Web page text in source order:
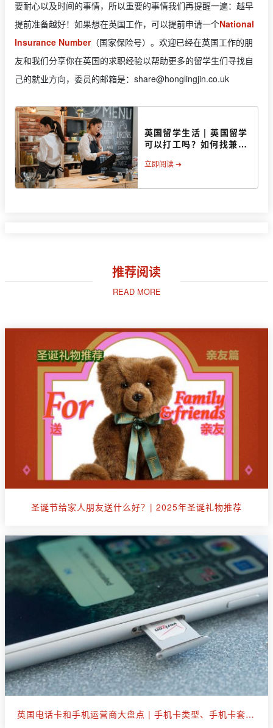
要耐心以及时间的事情，所以重要的事情我们再提醒一遍：越早
提前准备越好！如果想在英国工作，可以提前申请一个National
Insurance Number（国家保险号）。欢迎已经在英国工作的朋
友和我们分享你在英国的求职经验以帮助更多的留学生们寻找自
己的就业方向，委员的邮箱是： share@honglingjin.co.uk
英国留学生活 | 英国留学
可以打工吗？如何找兼职
立即阅读 ➔
推荐阅读
READ MORE
圣诞节给家人朋友送什么好？| 2025年圣诞礼物推荐
英国电话卡和手机运营商大盘点 | 手机卡类型、手机卡套餐选购